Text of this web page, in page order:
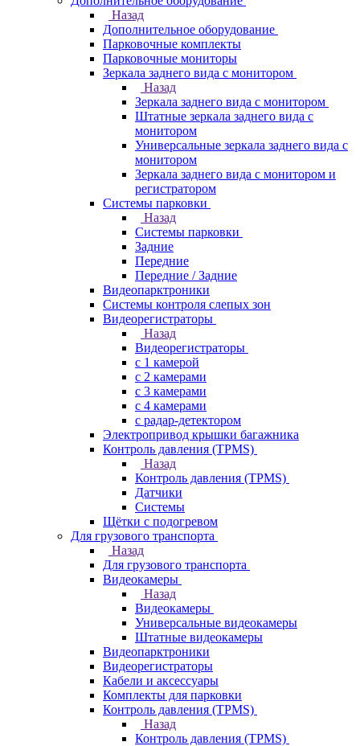
Назад
Дополнительное оборудование
Парковочные комплекты
Парковочные мониторы
Зеркала заднего вида с монитором
Назад
Зеркала заднего вида с монитором
Штатные зеркала заднего вида с
монитором
Универсальные зеркала заднего вида с
монитором
Зеркала заднего вида с монитором и
регистратором
Системы парковки
Назад
Системы парковки
Задние
Передние
Передние / Задние
Видеопарктроники
Системы контроля слепых зон
Видеорегистраторы
Назад
Видеорегистраторы
с 1 камерой
с 2 камерами
с 3 камерами
с 4 камерами
с радар-детектором
Электропривод крышки багажника
Контроль давления (TPMS)
Назад
Контроль давления (TPMS)
Датчики
Системы
Щётки с подогревом
Для грузового транспорта
Назад
Для грузового транспорта
Видеокамеры
Назад
Видеокамеры
Универсальные видеокамеры
Штатные видеокамеры
Видеопарктроники
Видеорегистраторы
Кабели и аксессуары
Комплекты для парковки
Контроль давления (TPMS)
Назад
Контроль давления (TPMS)